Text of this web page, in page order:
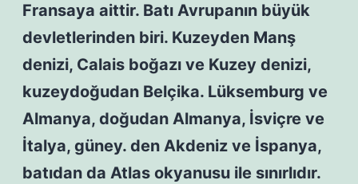
Fransaya aittir. Batı Avrupanın büyük
devletlerinden biri. Kuzeyden Manş
denizi, Calais boğazı ve Kuzey denizi,
kuzeydoğudan Belçika. Lüksemburg ve
Almanya, doğudan Almanya, İsviçre ve
İtalya, güney. den Akdeniz ve İspanya,
batıdan da Atlas okyanusu ile sınırlıdır.